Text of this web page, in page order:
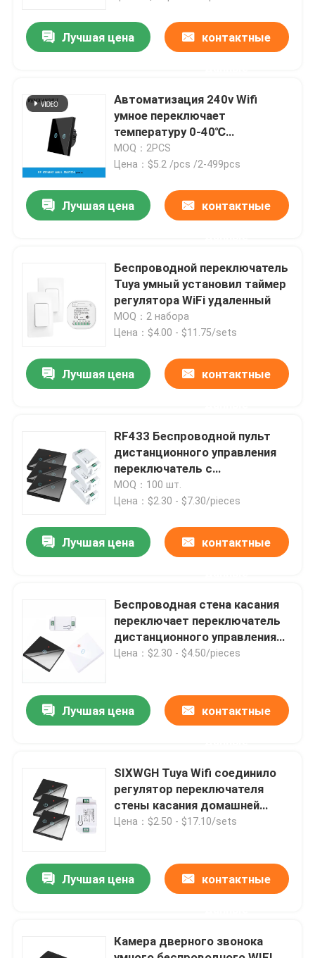
Дом
О нас
Проверка качества
Спросите цитату
Переключатель Homekit умный
Смарт-переключатель Zigbee
Лучшая цена контактные
Автоматизация 240v Wifi
умное переключает
температуру 0-40℃
деятельности 10A
MOQ：2PCS
Цена：$5.2 /pcs /2-499pcs
Лучшая цена контактные
Беспроводной переключатель
Tuya умный установил таймер
регулятора WiFi удаленный
MOQ：2 набора
Цена：$4.00 - $11.75/sets
Лучшая цена контактные
RF433 Беспроводной пульт
дистанционного управления
переключатель с
кристаллической стеклянной
панелью сенсорный
разрывчиком переделать
старую версию схемы
MOQ：100 шт.
Цена：$2.30 - $7.30/pieces
Лучшая цена контактные
Беспроводная стена касания
переключает переключатель
дистанционного управления
панели наборов RF433 1gang
Цена：$2.30 - $4.50/pieces
Лучшая цена контактные
SIXWGH Tuya Wifi соединило
регулятор переключателя
стены касания домашней
автоматизации выключателя
Цена：$2.50 - $17.10/sets
Лучшая цена контактные
Камера дверного звонока